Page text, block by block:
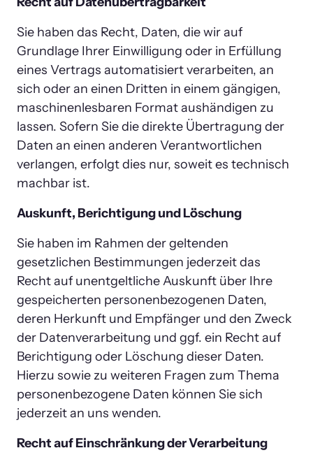
Sie haben das Recht, Daten, die wir auf
Grundlage Ihrer Einwilligung oder in Erfüllung
eines Vertrags automatisiert verarbeiten, an
sich oder an einen Dritten in einem gängigen,
maschinenlesbaren Format aushändigen zu
lassen. Sofern Sie die direkte Übertragung der
Daten an einen anderen Verantwortlichen
verlangen, erfolgt dies nur, soweit es technisch
machbar ist.
Auskunft, Berichtigung und Löschung
Sie haben im Rahmen der geltenden
gesetzlichen Bestimmungen jederzeit das
Recht auf unentgeltliche Auskunft über Ihre
gespeicherten personenbezogenen Daten,
deren Herkunft und Empfänger und den Zweck
der Datenverarbeitung und ggf. ein Recht auf
Berichtigung oder Löschung dieser Daten.
Hierzu sowie zu weiteren Fragen zum Thema
personenbezogene Daten können Sie sich
jederzeit an uns wenden.
Recht auf Einschränkung der Verarbeitung